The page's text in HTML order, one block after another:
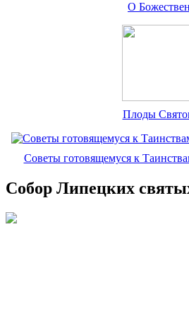
О
Плоды
Советы готовящемуся к
Собор Липецких